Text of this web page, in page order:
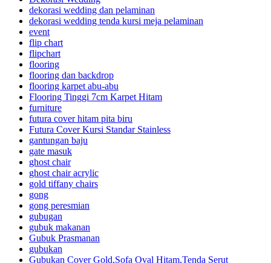
dekorasi wedding dan pelaminan
dekorasi wedding tenda kursi meja pelaminan
event
flip chart
flipchart
flooring
flooring dan backdrop
flooring karpet abu-abu
Flooring Tinggi 7cm Karpet Hitam
furniture
futura cover hitam pita biru
Futura Cover Kursi Standar Stainless
gantungan baju
gate masuk
ghost chair
ghost chair acrylic
gold tiffany chairs
gong
gong peresmian
gubugan
gubuk makanan
Gubuk Prasmanan
gubukan
Gubukan Cover Gold,Sofa Oval Hitam,Tenda Serut